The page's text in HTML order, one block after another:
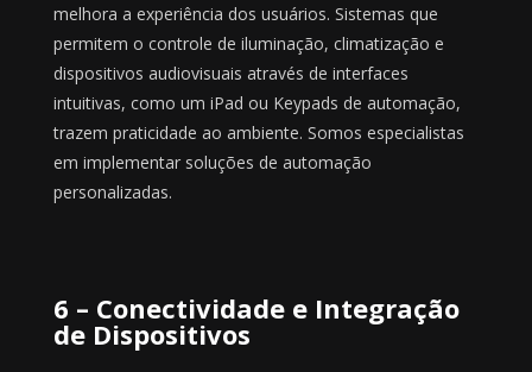
melhora a experiência dos usuários. Sistemas que
permitem o controle de iluminação, climatização e
dispositivos audiovisuais através de interfaces
intuitivas, como um iPad ou Keypads de automação,
trazem praticidade ao ambiente. Somos especialistas
em implementar soluções de automação
personalizadas.
6 – Conectividade e Integração
de Dispositivos